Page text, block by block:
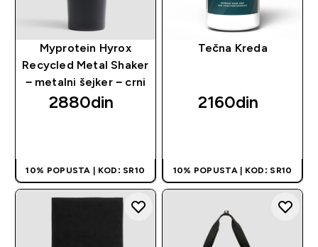
Myprotein Hyrox
Recycled Metal Shaker
− metalni šejker − crni
2880din‎
10% POPUSTA | KOD: SR10
Tečna Kreda
2160din‎
10% POPUSTA | KOD: SR10